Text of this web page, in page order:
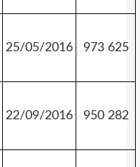
25/05/2016 973 625
22/09/2016 950 282